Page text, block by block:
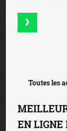
Toutes les
EN LIGNE